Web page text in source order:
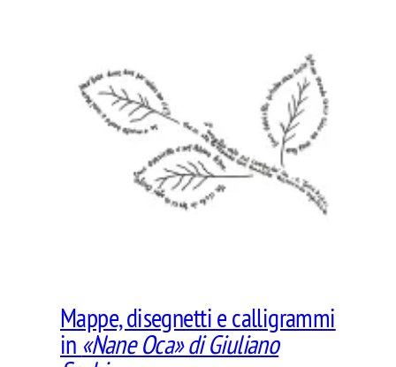
Mappe, disegnetti e calligrammi
in «Nane Oca» di Giuliano